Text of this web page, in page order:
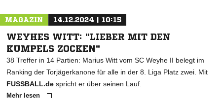
MAGAZIN 14.12.2024 | 10:15
WEYHES WITT: "LIEBER MIT DEN
KUMPELS ZOCKEN"
38 Treffer in 14 Partien: Marius Witt vom SC Weyhe II belegt im
Ranking der Torjägerkanone für alle in der 8. Liga Platz zwei. Mit
FUSSBALL.de spricht er über seinen Lauf.
Mehr lesen